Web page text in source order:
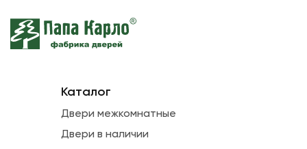
Каталог
Двери межкомнатные
Двери в наличии